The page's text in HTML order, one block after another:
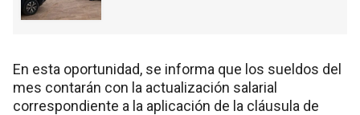
En esta oportunidad, se informa que los sueldos del
mes contarán con la actualización salarial
correspondiente a la aplicación de la cláusula de